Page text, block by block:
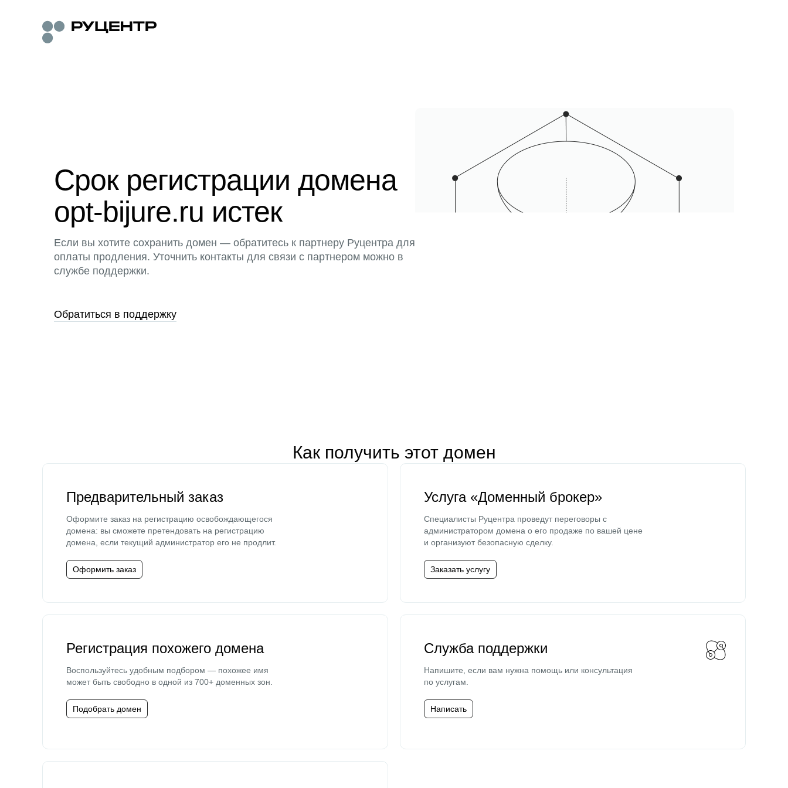
Срок регистрации домена
opt-bijure.ru истек
Если вы хотите сохранить домен — обратитесь к партнеру Руцентра для
оплаты продления. Уточнить контакты для связи с партнером можно в
службе поддержки.
Обратиться в поддержку
Как получить этот домен
Предварительный заказ
Оформите заказ на регистрацию освобождающегося
домена: вы сможете претендовать на регистрацию
домена, если текущий администратор его не продлит.
Оформить заказ
Услуга «Доменный брокер»
Специалисты Руцентра проведут переговоры с
администратором домена о его продаже по вашей цене
и организуют безопасную сделку.
Заказать услугу
Регистрация похожего домена
Воспользуйтесь удобным подбором — похожее имя
может быть свободно в одной из 700+ доменных зон.
Подобрать домен
Служба поддержки
Напишите, если вам нужна помощь или консультация
по услугам.
Написать